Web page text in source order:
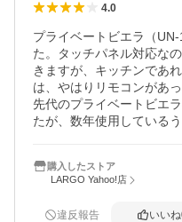
4.0
プライベートビエラ（
た。タッチパネル対応な
きますが、キッチンであ
は、やはりリモコンがあ
先代のプライベートビエ
たが、数年使用している
購入したストア
LARGO Yahoo!店
違反報告 いいね